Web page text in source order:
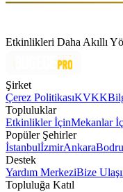
Etkinlikleri Daha Akıllı
Şirket
Çerez PolitikasıKVKK
Topluluklar
Etkinlikler İçinMekanlar
Popüler Şehirler
İstanbulİzmirAnkara
Destek
Yardım MerkeziBize
Topluluğa Katıl